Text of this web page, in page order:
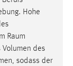
Hohe
Raum
des
sodass der